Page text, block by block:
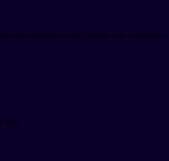
los números como harías con cantidades
solo.